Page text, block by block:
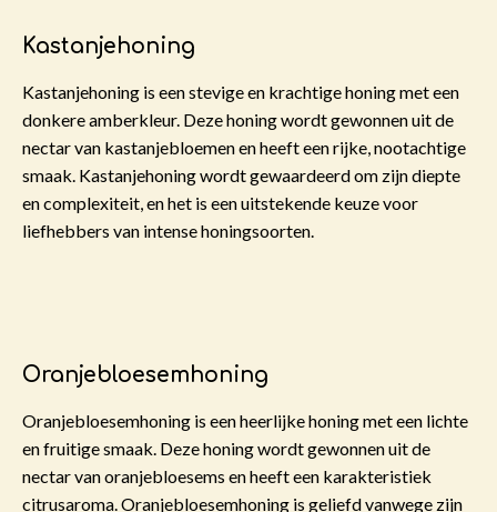
Kastanjehoning
Kastanjehoning is een stevige en krachtige honing met een
donkere amberkleur. Deze honing wordt gewonnen uit de
nectar van kastanjebloemen en heeft een rijke, nootachtige
smaak. Kastanjehoning wordt gewaardeerd om zijn diepte
en complexiteit, en het is een uitstekende keuze voor
liefhebbers van intense honingsoorten.
Oranjebloesemhoning
Oranjebloesemhoning is een heerlijke honing met een lichte
en fruitige smaak. Deze honing wordt gewonnen uit de
nectar van oranjebloesems en heeft een karakteristiek
citrusaroma. Oranjebloesemhoning is geliefd vanwege zijn